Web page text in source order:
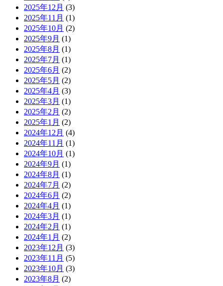
2025年12月 (3)
2025年11月 (1)
2025年10月 (2)
2025年9月 (1)
2025年8月 (1)
2025年7月 (1)
2025年6月 (2)
2025年5月 (2)
2025年4月 (3)
2025年3月 (1)
2025年2月 (2)
2025年1月 (2)
2024年12月 (4)
2024年11月 (1)
2024年10月 (1)
2024年9月 (1)
2024年8月 (1)
2024年7月 (2)
2024年6月 (2)
2024年4月 (1)
2024年3月 (1)
2024年2月 (1)
2024年1月 (2)
2023年12月 (3)
2023年11月 (5)
2023年10月 (3)
2023年8月 (2)